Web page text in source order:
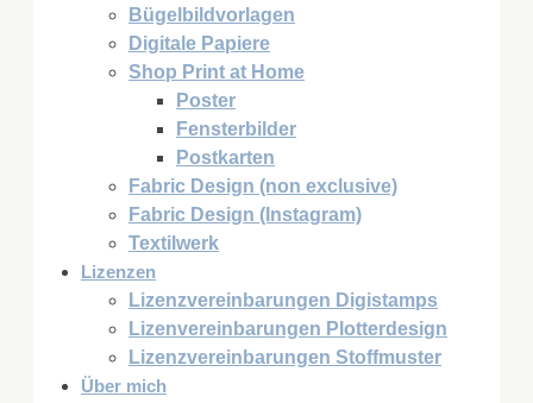
Bügelbildvorlagen
Digitale Papiere
Shop Print at Home
Poster
Fensterbilder
Postkarten
Fabric Design (non exclusive)
Fabric Design (Instagram)
Textilwerk
Lizenzen
Lizenzvereinbarungen Digistamps
Lizenvereinbarungen Plotterdesign
Lizenzvereinbarungen Stoffmuster
Über mich